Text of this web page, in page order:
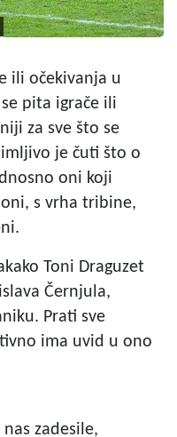
ili očekivanja u
pita igrače ili
za sve što se
je čuti što o
oni koji
s vrha tribine,
Toni Draguzet
Černjula,
Prati sve
ima uvid u ono
zadesile,